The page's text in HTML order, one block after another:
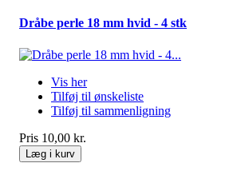
Dråbe perle 18 mm hvid - 4 stk
Vis her
Tilføj til ønskeliste
Tilføj til sammenligning
Pris 10,00 kr.
Læg i kurv